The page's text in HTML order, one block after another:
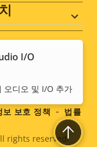
I/O
오디오 및 I/O 추가
rights reserved.
보 보호 정책 법률